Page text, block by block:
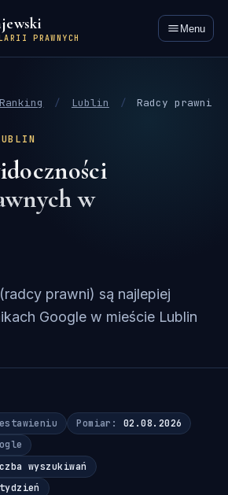
PRAWNYCH
Menu
Ranking / Lublin / Radcy prawni
w
prawni) są najlepiej
Google w mieście Lublin
Pomiar: 02.08.2026
wyszukiwań